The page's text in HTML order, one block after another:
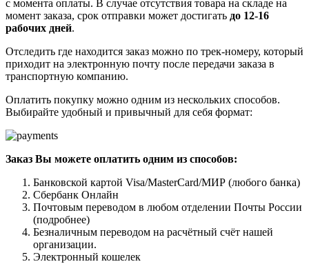
с момента оплаты. В случае отсутствия товара на складе на
момент заказа, срок отправки может достигать до 12-16
рабочих дней.
Отследить где находится заказ можно по трек-номеру, который
приходит на электронную почту после передачи заказа в
транспортную компанию.
Оплатить покупку можно одним из нескольких способов.
Выбирайте удобный и привычный для себя формат:
Заказ Вы можете оплатить одним из способов:
Банковской картой Visa/MasterCard/МИР (любого банка)
Сбербанк Онлайн
Почтовым переводом в любом отделении Почты России
(подробнее)
Безналичным переводом на расчётный счёт нашей
организации.
Электронный кошелек